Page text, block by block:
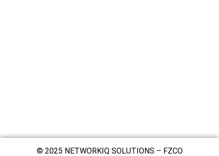
© 2025 NETWORKIQ SOLUTIONS – FZCO